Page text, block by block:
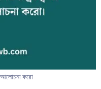
আলোচনা করো